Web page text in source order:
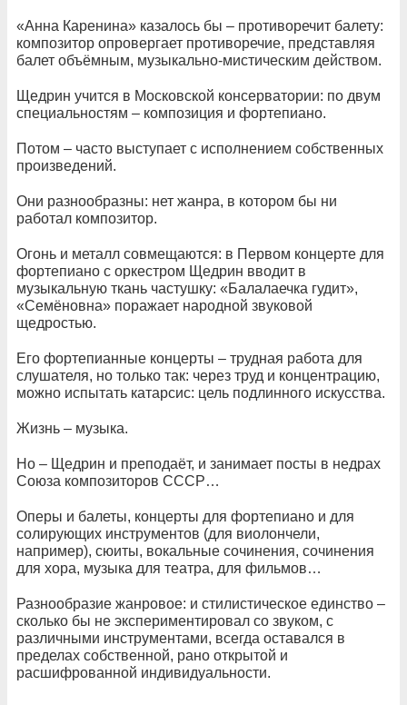
«Анна Каренина» казалось бы – противоречит балету:
композитор опровергает противоречие, представляя
балет объёмным, музыкально-мистическим действом.
Щедрин учится в Московской консерватории: по двум
специальностям – композиция и фортепиано.
Потом – часто выступает с исполнением собственных
произведений.
Они разнообразны: нет жанра, в котором бы ни
работал композитор.
Огонь и металл совмещаются: в Первом концерте для
фортепиано с оркестром Щедрин вводит в
музыкальную ткань частушку: «Балалаечка гудит»,
«Семёновна» поражает народной звуковой
щедростью.
Его фортепианные концерты – трудная работа для
слушателя, но только так: через труд и концентрацию,
можно испытать катарсис: цель подлинного искусства.
Жизнь – музыка.
Но – Щедрин и преподаёт, и занимает посты в недрах
Союза композиторов СССР…
Оперы и балеты, концерты для фортепиано и для
солирующих инструментов (для виолончели,
например), сюиты, вокальные сочинения, сочинения
для хора, музыка для театра, для фильмов…
Разнообразие жанровое: и стилистическое единство –
сколько бы не экспериментировал со звуком, с
различными инструментами, всегда оставался в
пределах собственной, рано открытой и
расшифрованной индивидуальности.